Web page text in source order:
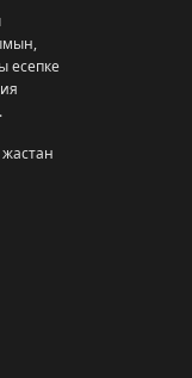
есепке
жастан